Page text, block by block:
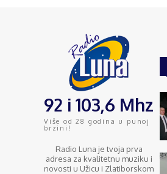
92 i 103,6 Mhz
Više od 28 godina u punoj
brzini!
Radio Luna je tvoja prva
adresa za kvalitetnu muziku i
novosti u Užicu i Zlatiborskom